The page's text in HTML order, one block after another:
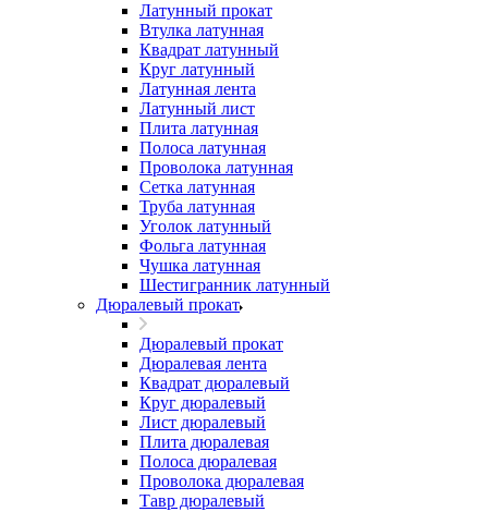
Латунный прокат
Втулка латунная
Квадрат латунный
Круг латунный
Латунная лента
Латунный лист
Плита латунная
Полоса латунная
Проволока латунная
Сетка латунная
Труба латунная
Уголок латунный
Фольга латунная
Чушка латунная
Шестигранник латунный
Дюралевый прокат
Дюралевый прокат
Дюралевая лента
Квадрат дюралевый
Круг дюралевый
Лист дюралевый
Плита дюралевая
Полоса дюралевая
Проволока дюралевая
Тавр дюралевый